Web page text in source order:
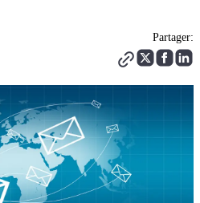
Partager: